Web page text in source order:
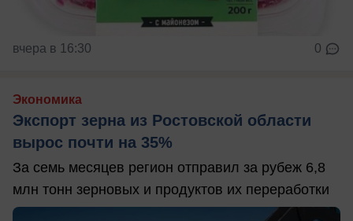
вчера в 16:30 0
Экономика
Экспорт зерна из Ростовской области
вырос почти на 35%
За семь месяцев регион отправил за рубеж 6,8
млн тонн зерновых и продуктов их переработки